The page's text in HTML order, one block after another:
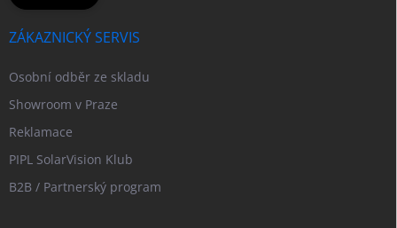
ZÁKAZNICKÝ SERVIS
Osobní odběr ze skladu
Showroom v Praze
Reklamace
PIPL SolarVision Klub
B2B / Partnerský program